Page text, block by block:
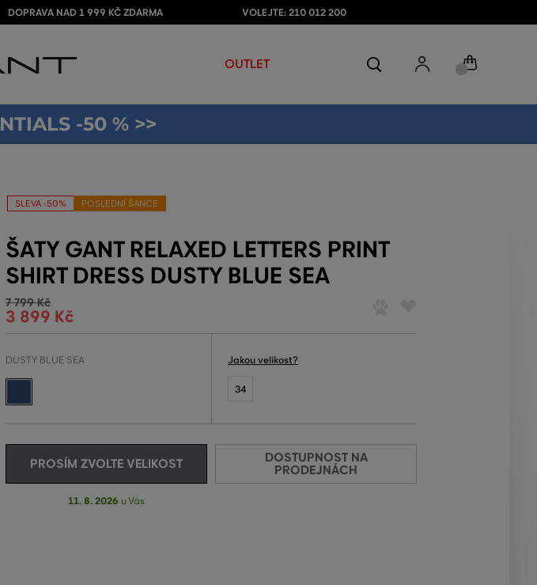
DOPRAVA NAD 1 999 KČ ZDARMA VOLEJTE: 210 012 200
OUTLET
-50 % >>
SLEVA -50% POSLEDNÍ ŠANCE
ŠATY GANT RELAXED LETTERS PRINT
SHIRT DRESS DUSTY BLUE SEA
7 799 Kč
3 899 Kč
DUSTY BLUE SEA Jakou velikost?
34
PROSÍM ZVOLTE VELIKOST
11. 8. 2026 u Vás
DOSTUPNOST NA
PRODEJNÁCH